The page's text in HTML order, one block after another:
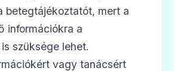
betegtájékoztatót, mert a
információkra a
szüksége lehet.
vagy tanácsért